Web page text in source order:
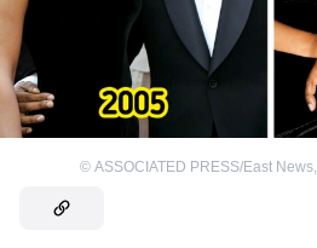
© ASSOCIATED PRESS/East News,